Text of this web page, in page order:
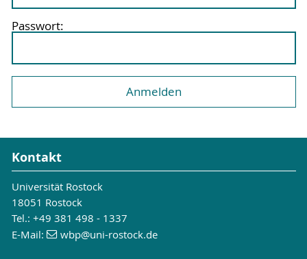
Passwort:
Kontakt
Universität Rostock
18051 Rostock
Tel.: +49 381 498 - 1337
E-Mail:
wbp@uni-rostock.de